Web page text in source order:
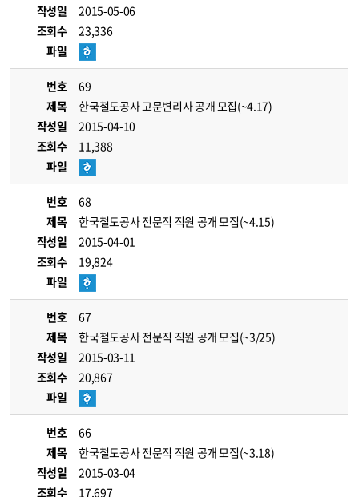
작성일
2015-05-06
조회수
23,336
파일
번호
69
제목
한국철도공사 고문변리사 공개 모집(~4.17)
작성일
2015-04-10
조회수
11,388
파일
번호
68
제목
한국철도공사 전문직 직원 공개 모집(~4.15)
작성일
2015-04-01
조회수
19,824
파일
번호
67
제목
한국철도공사 전문직 직원 공개 모집(~3/25)
작성일
2015-03-11
조회수
20,867
파일
번호
66
제목
한국철도공사 전문직 직원 공개 모집(~3.18)
작성일
2015-03-04
조회수
17,697